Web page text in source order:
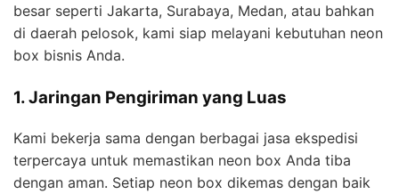
besar seperti Jakarta, Surabaya, Medan, atau bahkan
di daerah pelosok, kami siap melayani kebutuhan neon
box bisnis Anda.
1. Jaringan Pengiriman yang Luas
Kami bekerja sama dengan berbagai jasa ekspedisi
terpercaya untuk memastikan neon box Anda tiba
dengan aman. Setiap neon box dikemas dengan baik